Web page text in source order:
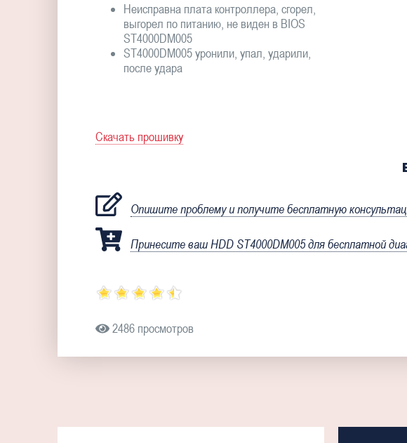
Неисправна плата контроллера, сгорел,
выгорел по питанию, не виден в BIOS
ST4000DM005
ST4000DM005 уронили, упал, ударили,
после удара
Скачать прошивку
Опишите проблему и получите бесплатную
Принесите ваш HDD ST4000DM005 для бесплатной
2486 просмотров